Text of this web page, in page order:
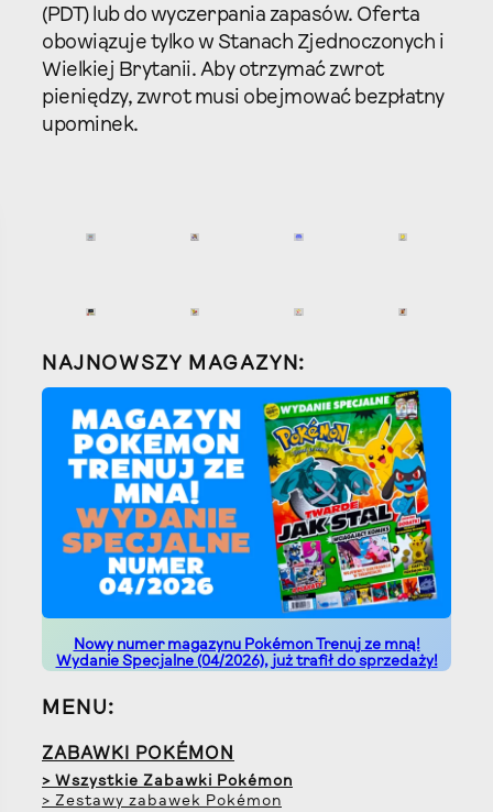
(PDT) lub do wyczerpania zapasów. Oferta
obowiązuje tylko w Stanach Zjednoczonych i
Wielkiej Brytanii. Aby otrzymać zwrot
pieniędzy, zwrot musi obejmować bezpłatny
upominek.
NAJNOWSZY MAGAZYN:
Nowy numer magazynu Pokémon Trenuj ze mną!
Wydanie Specjalne (04/2026), już trafił do sprzedaży!
MENU:
ZABAWKI POKÉMON
> Wszystkie Zabawki Pokémon
> Zestawy zabawek Pokémon